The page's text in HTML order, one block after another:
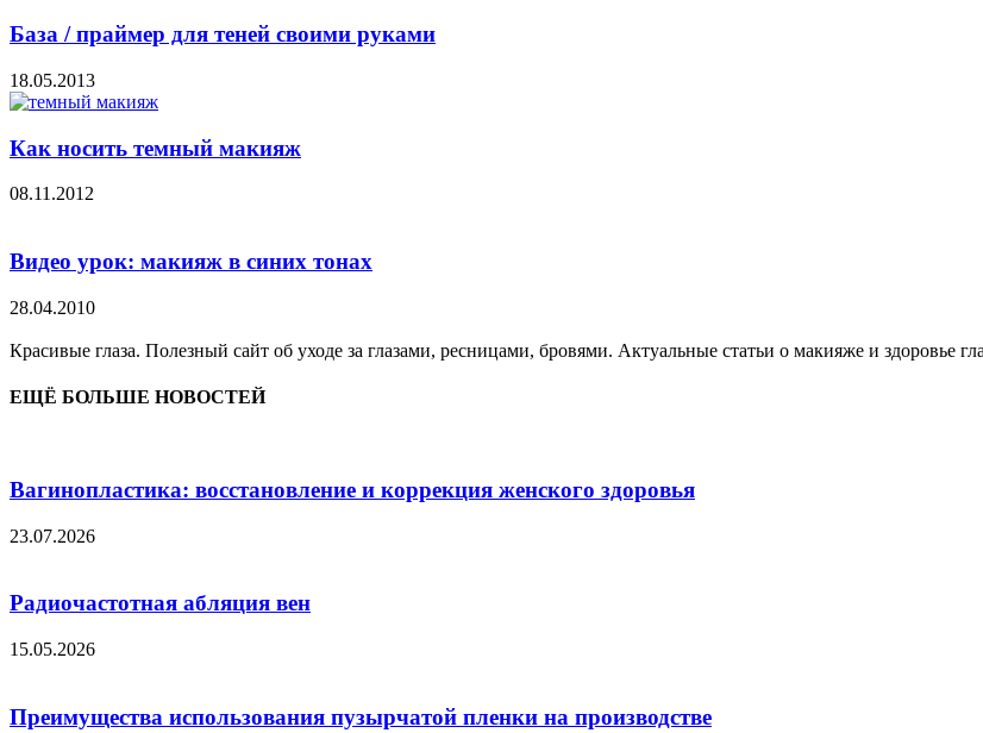
База / праймер для теней своими руками
18.05.2013
Как носить темный макияж
08.11.2012
Видео урок: макияж в синих тонах
28.04.2010
Красивые глаза. Полезный сайт об уходе за глазами, ресницами, бровями. Актуальные статьи о макияже и здоровье
ЕЩЁ БОЛЬШЕ НОВОСТЕЙ
Вагинопластика: восстановление и коррекция женского здоровья
23.07.2026
Радиочастотная абляция вен
15.05.2026
Преимущества использования пузырчатой пленки на производстве